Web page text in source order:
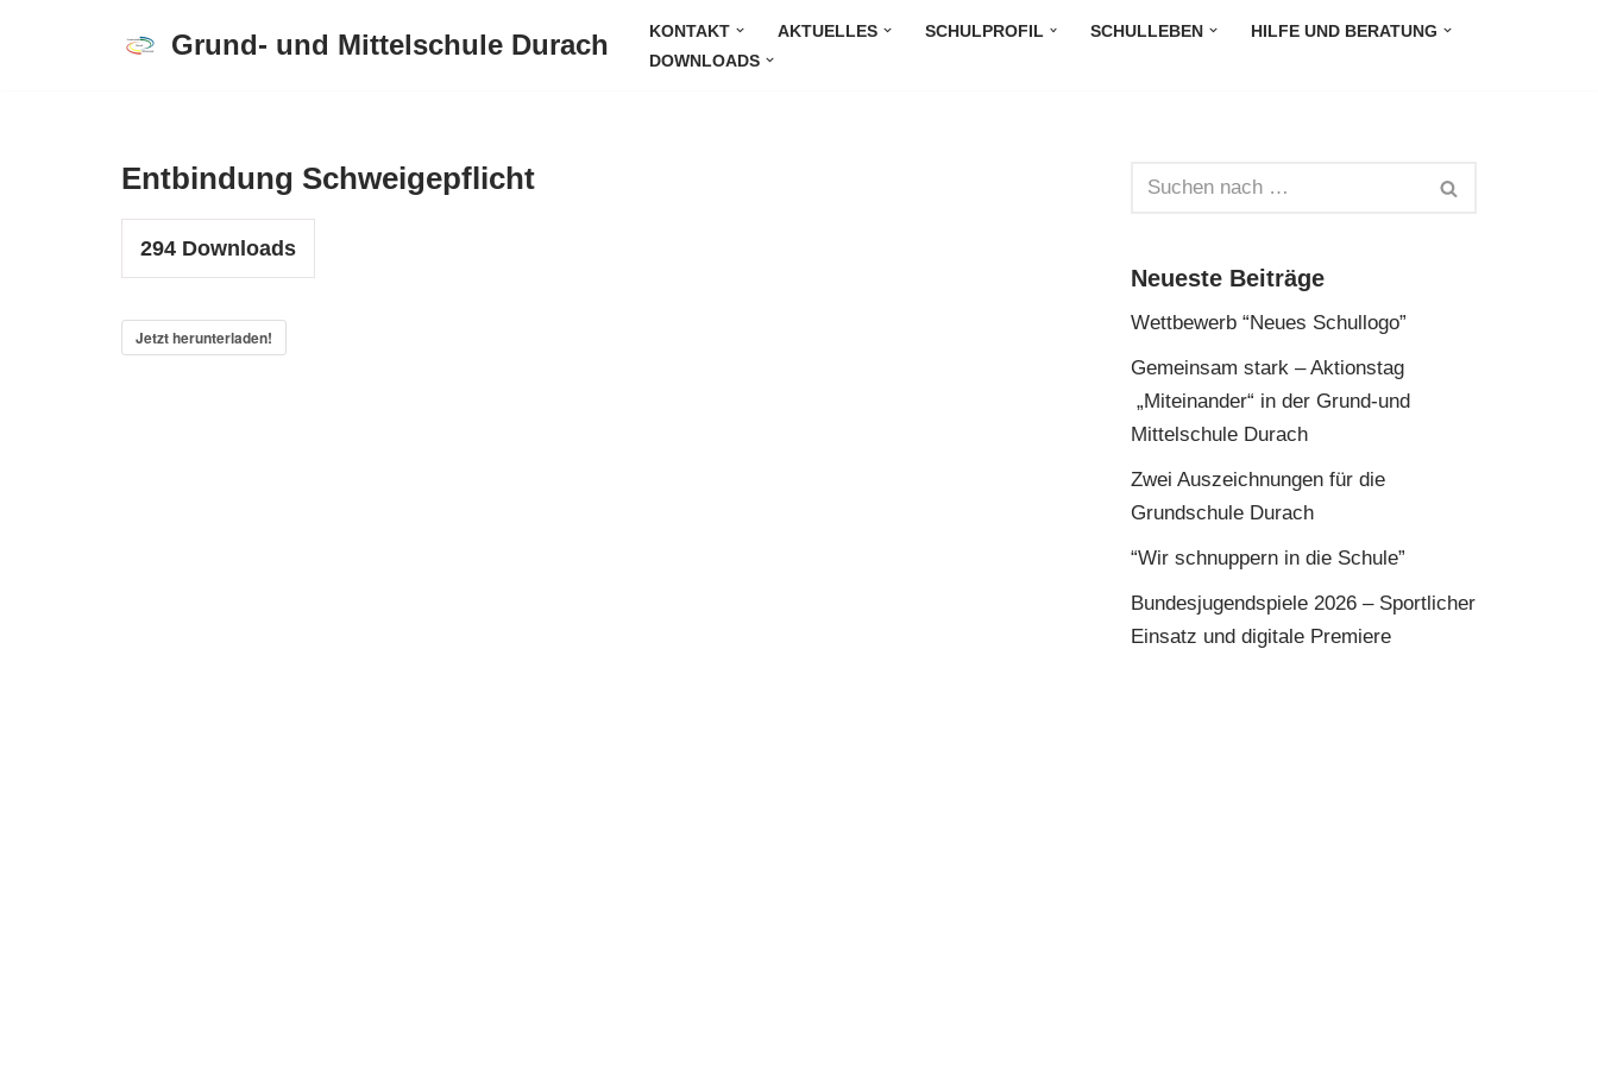
Grund- und Mittelschule Durach KONTAKT AKTUELLES SCHULPROFIL SCHULLEBEN
HILFE UND BERATUNG
DOWNLOADS
Entbindung Schweigepflicht
294 Downloads
Jetzt herunterladen!
Neueste Beiträge
Wettbewerb “Neues Schullogo”
Gemeinsam stark – Aktionstag
„Miteinander“ in der Grund-und
Mittelschule Durach
Zwei Auszeichnungen für die
Grundschule Durach
“Wir schnuppern in die Schule”
Bundesjugendspiele 2026 – Sportlicher
Einsatz und digitale Premiere